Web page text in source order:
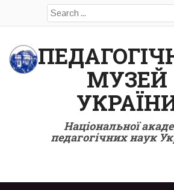
Search
for:
МУЗЕЙ
Національної
педагогічних наук